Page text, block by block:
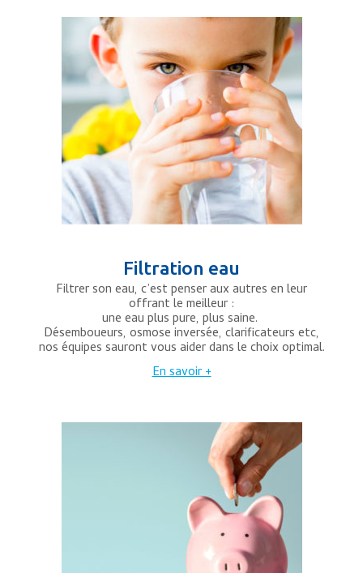
Filtration eau
Filtrer son eau, c’est penser aux autres en leur
offrant le meilleur :
une eau plus pure, plus saine.
Désemboueurs, osmose inversée, clarificateurs etc,
nos équipes sauront vous aider dans le choix optimal.
En savoir +